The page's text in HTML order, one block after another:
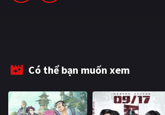
TUYỂN TẬP PHIM
BLOG
Có thể bạn muốn xem